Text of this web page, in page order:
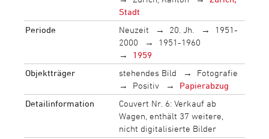
Stadt
Periode
Neuzeit 20. Jh.
1951-
2000
1951-1960
1959
Objektträger
stehendes Bild
Fotografie
Positiv
Papierabzug
Detailinformation
Couvert Nr. 6: Verkauf ab
Wagen, enthält 37 weitere,
nicht digitalisierte Bilder